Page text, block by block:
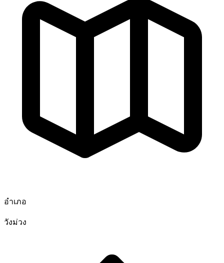
อำเภอ
วังม่วง